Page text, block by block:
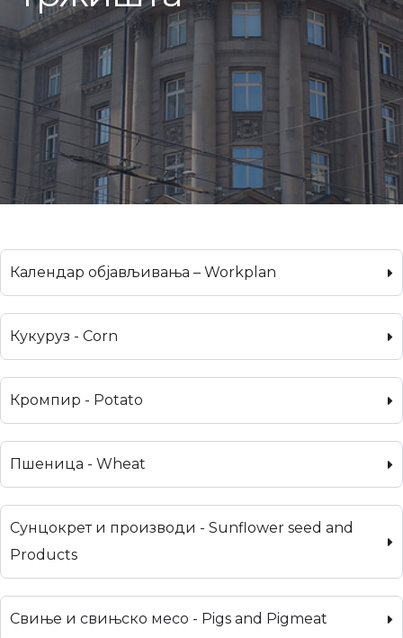
Календар објављивања – Workplan
Кукуруз - Corn
Кромпир - Potato
Пшеница - Wheat
Сунцокрет и производи - Sunflower seed and
Products
Свиње и свињско месо - Pigs and Pigmeat